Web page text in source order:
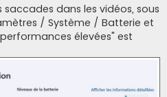
dans les vidéos, sous
/ Système / Batterie et
élevées" est